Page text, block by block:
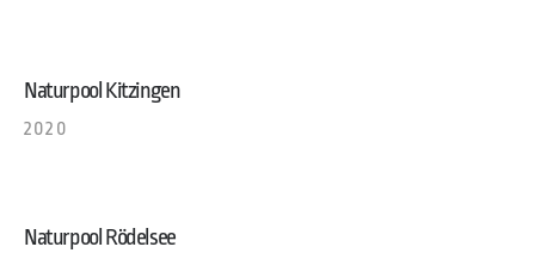
Naturpool Kitzingen
2020
Naturpool Rödelsee